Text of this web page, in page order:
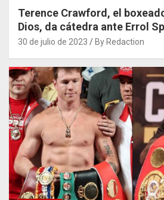
Terence Crawford, el
Dios, da cátedra ante Errol
30 de julio de 2023 By Redaction